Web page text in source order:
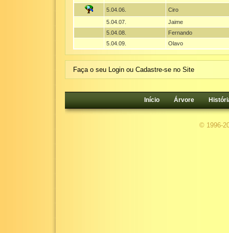
5.04.06.
Ciro
5.04.07.
Jaime
5.04.08.
Fernando
5.04.09.
Olavo
Faça o seu Login ou Cadastre-se no Site
Início Árvore
© 1996-